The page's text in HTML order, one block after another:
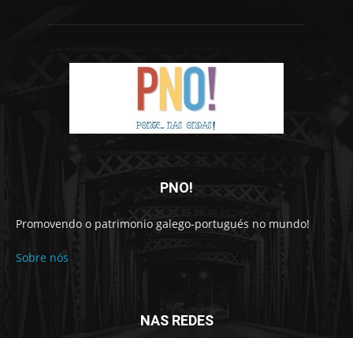
PNO!
Promovendo o patrimonio galego-portugués no mundo!
Sobre nós
NAS REDES